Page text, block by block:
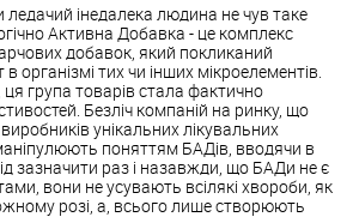
ледачий інедалека людина не чув таке
Активна Добавка - це комплекс
добавок, який покликаний
організмі тих чи інших мікроелементів.
група товарів стала фактично
Безліч компаній на ринку, що
унікальних лікувальних
поняттям БАДів, вводячи в
зазначити раз і назавжди, що БАДи не є
вони не усувають всілякі хвороби, як
розі, а, всього лише створюють